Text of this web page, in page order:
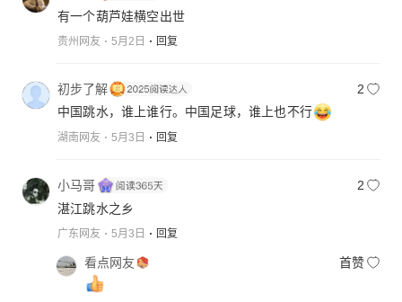
有一个葫芦娃横空出世
贵州网友 5月2日 回复
初步了解
2
中国跳水，谁上谁行。中国足球，谁上也不行
湖南网友 5月3日 回复
小马哥
2
湛江跳水之乡
广东网友 5月3日 回复
看点网友 首赞